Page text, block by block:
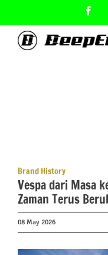
content
Brand History
Vespa dari Masa
Zaman Terus
08 May 2026